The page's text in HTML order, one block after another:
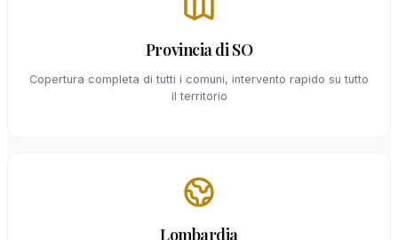
Provincia di SO
Copertura completa di tutti i comuni, intervento rapido su tutto
il territorio
Lombardia